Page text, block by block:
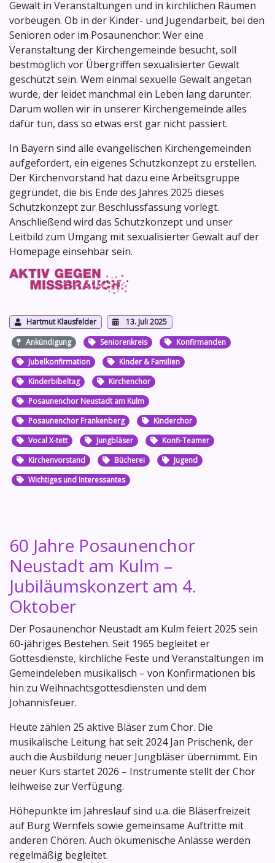
Gewalt in Veranstaltungen und in kirchlichen Räumen
vorbeugen. Ob in der Kinder- und Jugendarbeit, bei den
Senioren oder im Posaunenchor: Wer eine
Veranstaltung der Kirchengemeinde besucht, soll
bestmöglich vor Übergriffen sexualisierter Gewalt
geschützt sein. Wem einmal sexuelle Gewalt angetan
wurde, der leidet manchmal ein Leben lang darunter.
Darum wollen wir in unserer Kirchengemeinde alles
dafür tun, dass so etwas erst gar nicht passiert.
In Bayern sind alle evangelischen Kirchengemeinden
aufgefordert, ein eigenes Schutzkonzept zu erstellen.
Der Kirchenvorstand hat dazu eine Arbeitsgruppe
gegründet, die bis Ende des Jahres 2025 dieses
Schutzkonzept zur Beschlussfassung vorlegt.
Anschließend wird das Schutzkonzept und unser
Leitbild zum Umgang mit sexualisierter Gewalt auf der
Homepage einsehbar sein.
Hartmut Klausfelder
13. Juli 2025
Ankündigung
Seniorenkreis
Konfirmanden
Jubelkonfirmation
Kinder & Familien
Kinderbibeltag
Kirchenchor
Posaunenchor Neustadt am Kulm
Posaunenchor Frankenberg
Kinderchor
Vocal X-tett
Jungbläser
Konfi-Teamer
Kirchenvorstand
Bücherei
Jugend
Wichtiges und Interessantes
60 Jahre Posaunenchor
Neustadt am Kulm –
Jubiläumskonzert am 4.
Oktober
Der Posaunenchor Neustadt am Kulm feiert 2025 sein
60-jähriges Bestehen. Seit 1965 begleitet er
Gottesdienste, kirchliche Feste und Veranstaltungen im
Gemeindeleben musikalisch – von Konfirmationen bis
hin zu Weihnachtsgottesdiensten und dem
Johannisfeuer.
Heute zählen 25 aktive Bläser zum Chor. Die
musikalische Leitung hat seit 2024 Jan Prischenk, der
auch die Ausbildung neuer Jungbläser übernimmt. Ein
neuer Kurs startet 2026 – Instrumente stellt der Chor
leihweise zur Verfügung.
Höhepunkte im Jahreslauf sind u.a. die Bläserfreizeit
auf Burg Wernfels sowie gemeinsame Auftritte mit
anderen Chören. Auch ökumenische Anlässe werden
regelmäßig begleitet.